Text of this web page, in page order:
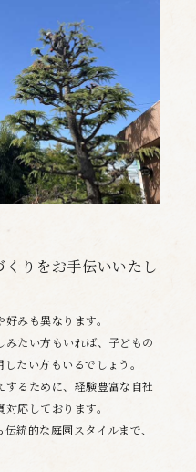
りをお手伝いいたし
みも異なります。
たい方もいれば、子どもの
たい方もいるでしょう。
るために、経験豊富な自社
応しております。
統的な庭園スタイルまで、